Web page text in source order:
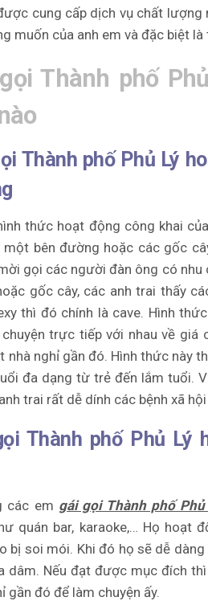
cung cấp dịch vụ chất lượng
muốn của anh em và đặc biệt
Thành phố
Thành phố Phủ Lý
thức hoạt động công khai của
bên đường hoặc các gốc
gọi các người đàn ông có nhu
gốc cây, các anh trai thấy
thì đó chính là cave. Hình
trực tiếp với nhau về giá
nhà nghỉ gần đó. Hình thức này
đa dạng từ trẻ đến lắm tuổi.
trai rất dễ dính các bệnh xã
Thành phố Phủ Lý
các em gái gọi Thành phố Phủ
quán bar, karaoke,… Họ hoạt
bị soi mói. Khi đó họ sẽ dễ
dâm. Nếu đạt được mục đích
gần đó để làm chuyện ấy.